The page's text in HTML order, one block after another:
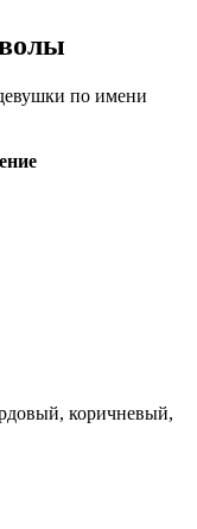
по имени
коричневый,